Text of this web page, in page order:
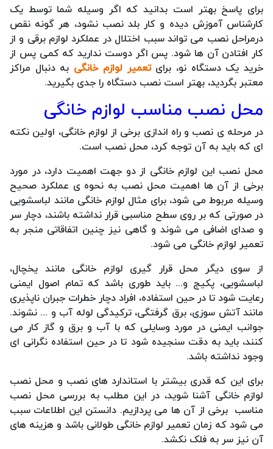
برای پاسخ بهتر است بدانید که اگر وسیله شما توسط یک
کارشناس آموزش دیده و کار بلد نصب نشود، هر گونه نقص
درمراحل نصب می تواند سبب اختلال در عملکرد لوازم برقی و از
کار افتادن آن ها شود. پس اگر دوست ندارید که کمی پس از
خرید یک دستگاه نو، برایتعمیر لوازم خانگی به دنبال مراکز
معتبر بگردید، بهتر است نصب دستگاه را جدی بگیرید.
محل نصب مناسب لوازم خانگی
در مرحله ی نصب و راه اندازی برخی از لوازم خانگی، اولین نکته
ای که باید به آن توجه کرد، محل نصب است.
محل نصب این لوازم خانگی از دو جهت اهمیت دارد، در مورد
برخی از آن ها اهمیت محل نصب به نحوه ی عملکرد صحیح
وسیله مربوط می شود، برای مثال لوازم خانگی مانند لباسشویی
در صورتی که بر روی سطح مناسبی قرار نداشته باشند، دچار سر
و صدای اضافی می شوند و گاهی نیز چنین اتفاقاتی منجر به
تعمیر لوازم خانگی می شود.
از سوی دیگر محل قرار گیری لوازم خانگی مانند یخچال،
لباسشویی، پکیج و... باید طوری باشد که تمام اصول ایمنی
رعایت شود تا در حین استفاده، افراد دچار خطرات جبران ناپذیری
مانند آتش سوزی، برق گرفتگی، ترکیدگی لوله آب و ... نشوند.
جوانب ایمنی در مورد وسایلی که با آب و برق و گاز کار می
کنند، باید به دقت سنجیده شود تا در حین استفاده نگرانی ای
وجود نداشته باشد.
برای این که قدری بیشتر با استاندارد های نصب و محل نصب
لوازم خانگی آشنا شوید، در این مطلب به بررسی محل نصب
مناسب برخی از آن ها می پردازیم. دانستن این اطلاعات سبب
می شود که زمان تعمیر لوازم خانگی طولانی باشد و هزینه های
آن نیز سر به فلک نکشد.